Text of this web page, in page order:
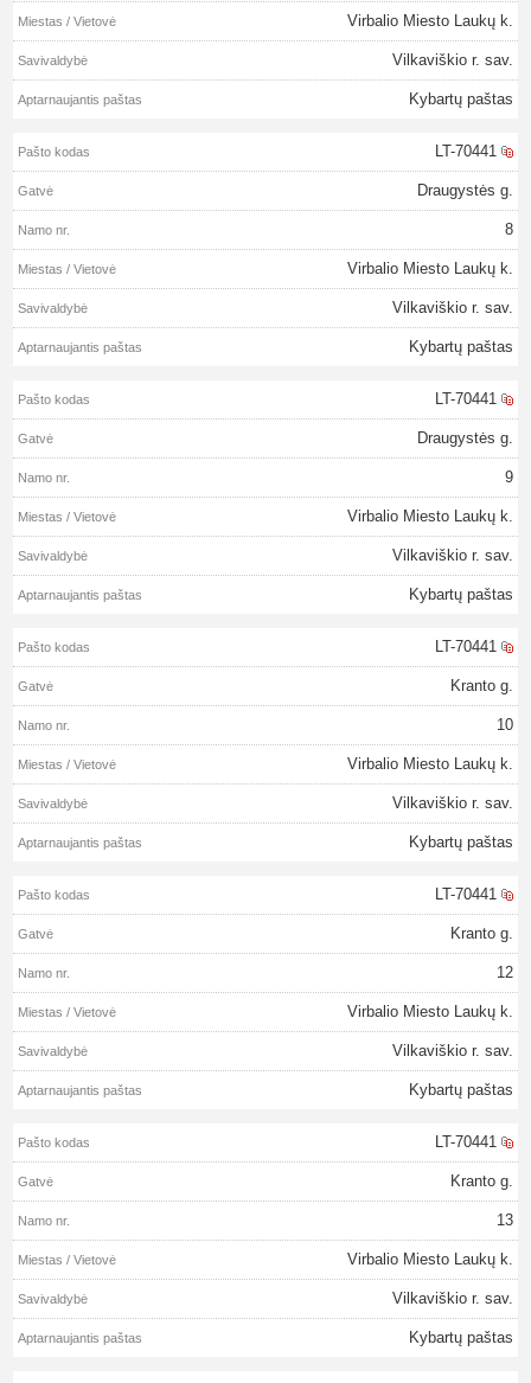
Virbalio Miesto Laukų k.
Vilkaviškio r. sav.
Kybartų paštas
LT-70441
Draugystės g.
8
Virbalio Miesto Laukų k.
Vilkaviškio r. sav.
Kybartų paštas
LT-70441
Draugystės g.
9
Virbalio Miesto Laukų k.
Vilkaviškio r. sav.
Kybartų paštas
LT-70441
Kranto g.
10
Virbalio Miesto Laukų k.
Vilkaviškio r. sav.
Kybartų paštas
LT-70441
Kranto g.
12
Virbalio Miesto Laukų k.
Vilkaviškio r. sav.
Kybartų paštas
LT-70441
Kranto g.
13
Virbalio Miesto Laukų k.
Vilkaviškio r. sav.
Kybartų paštas